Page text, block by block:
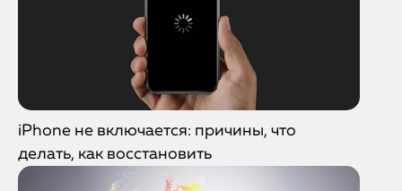
iPhone не включается: причины, что
делать, как восстановить